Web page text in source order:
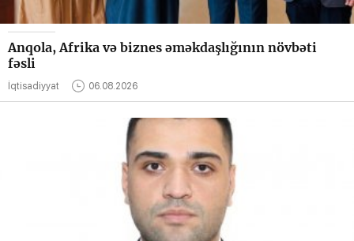
Anqola, Afrika və biznes əməkdaşlığının növbəti
fəsli
İqtisadiyyat 06.08.2026